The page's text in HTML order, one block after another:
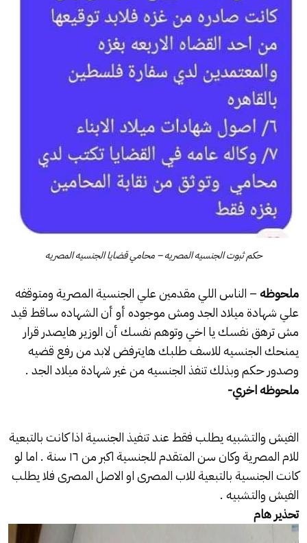
حكم ثبوت الجنسيه المصريه – محامي قضايا الجنسيه المصريه
ملحوظه– الناس اللي مقدمين علي الجنسية المصرية ومتوقفه
علي شهادة ميلاد الجد ومش موجوده أو أن الشهاده ساقط قيد
مش ترهق نفسك يا اخي وتوهم نفسك أن الوزير هايصدر قرار
يمنحك الجنسيه للاسف طلبك هايترفض لابد من رفع قضيه
وصدور حكم وبذلك تنفذ الجنسيه من غير شهادة ميلاد الجد .
ملحوظه اخري-
الفيش والتشبيه يطلب فقط عند تنفيذ الجنسية اذا كانت بالتبعية
للام المصرية وكان سن المتقدم للجنسية اكبر من ١٦ سنة . اما لو
كانت الجنسية بالتبعية للاب المصرى او الاصل المصرى فلا يطلب
الفيش والتشبيه .
تحذير هام